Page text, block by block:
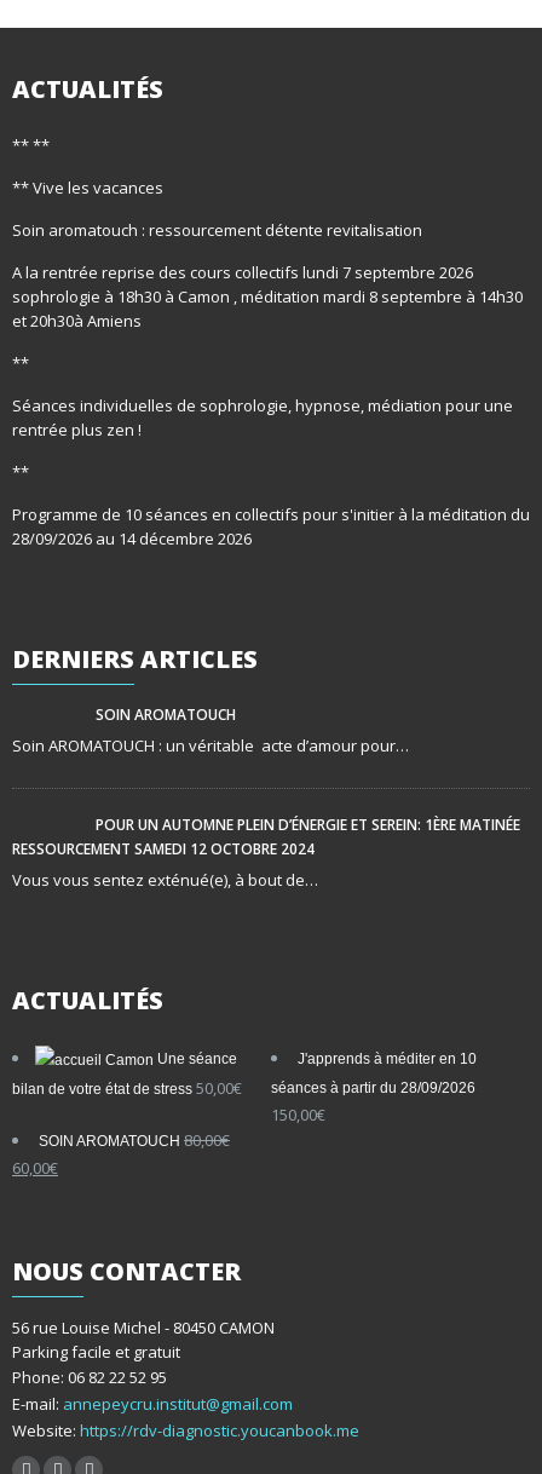
ACTUALITÉS
** **
** Vive les vacances
Soin aromatouch : ressourcement détente revitalisation
A la rentrée reprise des cours collectifs lundi 7 septembre 2026
sophrologie à 18h30 à Camon , méditation mardi 8 septembre à 14h30
et 20h30à Amiens
**
Séances individuelles de sophrologie, hypnose, médiation pour une
rentrée plus zen !
**
Programme de 10 séances en collectifs pour s'initier à la méditation du
28/09/2026 au 14 décembre 2026
DERNIERS ARTICLES
SOIN AROMATOUCH
Soin AROMATOUCH : un véritable acte d’amour pour…
POUR UN AUTOMNE PLEIN D’ÉNERGIE ET SEREIN: 1ÈRE MATINÉE
RESSOURCEMENT SAMEDI 12 OCTOBRE 2024
Vous vous sentez exténué(e), à bout de…
ACTUALITÉS
Une séance
bilan de votre état de stress 50,00€
J'apprends à méditer en 10
séances à partir du 28/09/2026
150,00€
SOIN AROMATOUCH 80,00€
Le
80,00€.
60,00€Le
60,00€.
NOUS CONTACTER
56 rue Louise Michel - 80450 CAMON
Parking facile et gratuit
Phone: 06 82 22 52 95
E-mail: annepeycru.institut@gmail.com
Website: https://rdv-diagnostic.youcanbook.me